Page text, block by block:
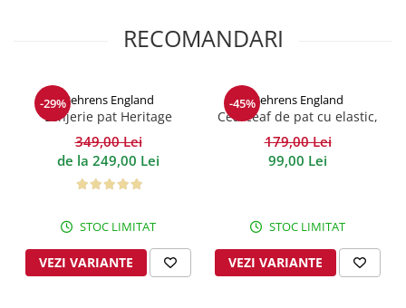
RECOMANDARI
-29%Behrens England
Lenjerie pat Heritage
Sateen Stripe Alb 200TC
349,00 Lei
de la 249,00 Lei
STOC LIMITAT
VEZI VARIANTE
-45%Behrens England
Cearceaf de pat cu elastic,
200TC - Grey
179,00 Lei
99,00 Lei
STOC LIMITAT
VEZI VARIANTE